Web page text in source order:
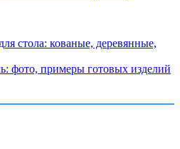
стола: кованые, деревянные,
фото, примеры готовых изделий